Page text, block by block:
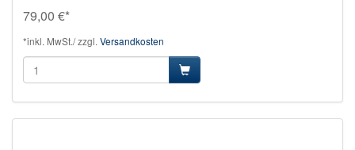
79,00 €*
*inkl. MwSt./ zzgl. Versandkosten